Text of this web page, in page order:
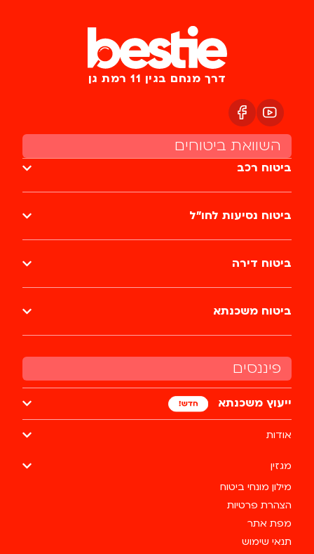
פיננסים
ייעוץ משכנתא
אודות
מגזין
מילון מונחי ביטוח
הצהרת פרטיות
מפת אתר
תנאי שימוש
דרך מנחם בגין 11 רמת גן
השוואת ביטוחים
ביטוח רכב
ביטוח נסיעות לחו״ל
ביטוח דירה
ביטוח משכנתא